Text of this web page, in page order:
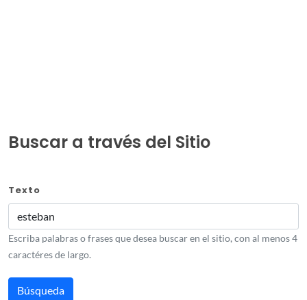
Buscar a través del Sitio
Texto
Escriba palabras o frases que desea buscar en el sitio, con al menos 4
caractéres de largo.